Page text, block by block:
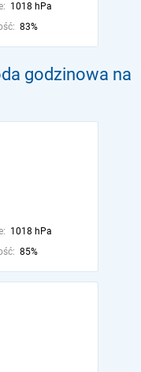
1018 hPa
83%
godzinowa na
1018 hPa
85%